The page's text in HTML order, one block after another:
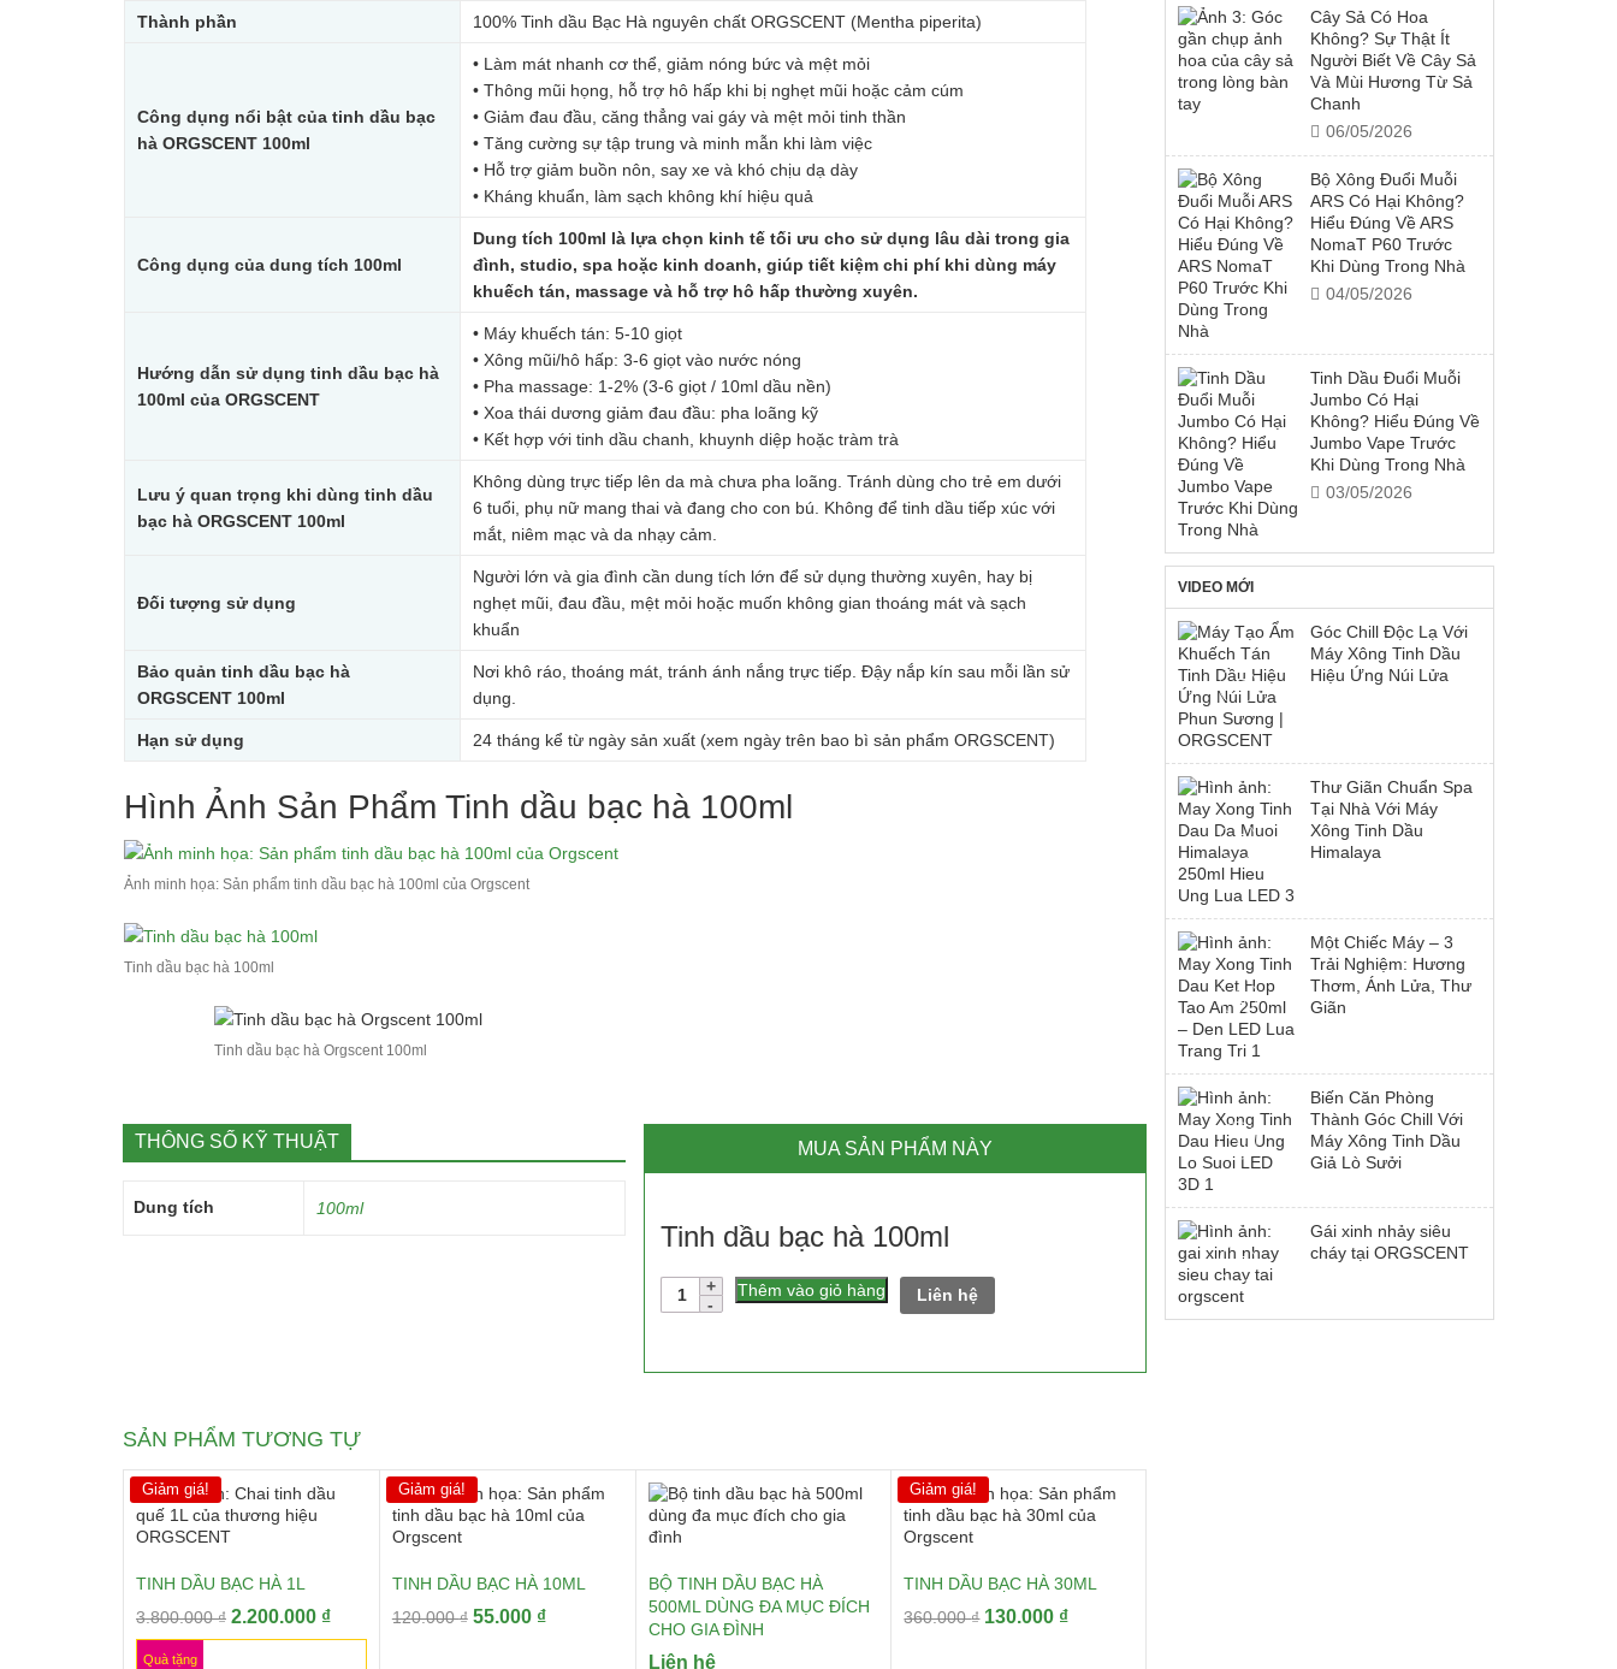
Thành phần 100% Tinh dầu Bạc Hà nguyên chất ORGSCENT (Mentha piperita)
Công dụng nổi bật của tinh dầu bạc
hà ORGSCENT 100ml
• Làm mát nhanh cơ thể, giảm nóng bức và mệt mỏi
• Thông mũi họng, hỗ trợ hô hấp khi bị nghẹt mũi hoặc cảm cúm
• Giảm đau đầu, căng thẳng vai gáy và mệt mỏi tinh thần
• Tăng cường sự tập trung và minh mẫn khi làm việc
• Hỗ trợ giảm buồn nôn, say xe và khó chịu dạ dày
• Kháng khuẩn, làm sạch không khí hiệu quả
Công dụng của dung tích 100ml
Dung tích 100ml là lựa chọn kinh tế tối ưu cho sử dụng lâu dài trong gia
đình, studio, spa hoặc kinh doanh, giúp tiết kiệm chi phí khi dùng máy
khuếch tán, massage và hỗ trợ hô hấp thường xuyên.
Hướng dẫn sử dụng tinh dầu bạc hà
100ml của ORGSCENT
• Máy khuếch tán: 5-10 giọt
• Xông mũi/hô hấp: 3-6 giọt vào nước nóng
• Pha massage: 1-2% (3-6 giọt / 10ml dầu nền)
• Xoa thái dương giảm đau đầu: pha loãng kỹ
• Kết hợp với tinh dầu chanh, khuynh diệp hoặc tràm trà
Lưu ý quan trọng khi dùng tinh dầu
bạc hà ORGSCENT 100ml
Không dùng trực tiếp lên da mà chưa pha loãng. Tránh dùng cho trẻ em dưới
6 tuổi, phụ nữ mang thai và đang cho con bú. Không để tinh dầu tiếp xúc với
mắt, niêm mạc và da nhạy cảm.
Đối tượng sử dụng
Người lớn và gia đình cần dung tích lớn để sử dụng thường xuyên, hay bị
nghẹt mũi, đau đầu, mệt mỏi hoặc muốn không gian thoáng mát và sạch
khuẩn
Bảo quản tinh dầu bạc hà
ORGSCENT 100ml
Nơi khô ráo, thoáng mát, tránh ánh nắng trực tiếp. Đậy nắp kín sau mỗi lần sử
dụng.
Hạn sử dụng 24 tháng kể từ ngày sản xuất (xem ngày trên bao bì sản phẩm ORGSCENT)
Hình Ảnh Sản Phẩm Tinh dầu bạc hà 100ml
Ảnh minh họa: Sản phẩm tinh dầu bạc hà 100ml của Orgscent
Tinh dầu bạc hà 100ml
Tinh dầu bạc hà Orgscent 100ml
THÔNG SỐ KỸ THUẬT
Dung tích 100ml
MUA SẢN PHẨM NÀY
Tinh dầu bạc hà 100ml
Số
lượng
Thêm vào giỏ hàng Liên hệ
SẢN PHẨM TƯƠNG TỰ
Giảm giá!
TINH DẦU BẠC HÀ 1L
3.800.000₫ Giá
gốc
2.200.000 ₫Giá
hiện
Quà tặng
Giảm giá!
TINH DẦU BẠC HÀ 10ML
120.000₫ Giá
55.000 ₫Giá
BỘ TINH DẦU BẠC HÀ
500ML DÙNG ĐA MỤC ĐÍCH
CHO GIA ĐÌNH
Liên hệ
Giảm giá!
TINH DẦU BẠC HÀ 30ML
360.000₫ Giá
130.000 ₫Giá
Cây Sả Có Hoa
Không? Sự Thật Ít
Người Biết Về Cây Sả
Và Mùi Hương Từ Sả
Chanh
06/05/2026
Bộ Xông Đuổi Muỗi
ARS Có Hại Không?
Hiểu Đúng Về ARS
NomaT P60 Trước
Khi Dùng Trong Nhà
04/05/2026
Tinh Dầu Đuổi Muỗi
Jumbo Có Hại
Không? Hiểu Đúng Về
Jumbo Vape Trước
Khi Dùng Trong Nhà
03/05/2026
VIDEO MỚI
Góc Chill Độc Lạ Với
Máy Xông Tinh Dầu
Hiệu Ứng Núi Lửa
Thư Giãn Chuẩn Spa
Tại Nhà Với Máy
Xông Tinh Dầu
Himalaya
Một Chiếc Máy – 3
Trải Nghiệm: Hương
Thơm, Ánh Lửa, Thư
Giãn
Biến Căn Phòng
Thành Góc Chill Với
Máy Xông Tinh Dầu
Giả Lò Sưởi
Gái xinh nhảy siêu
cháy tại ORGSCENT